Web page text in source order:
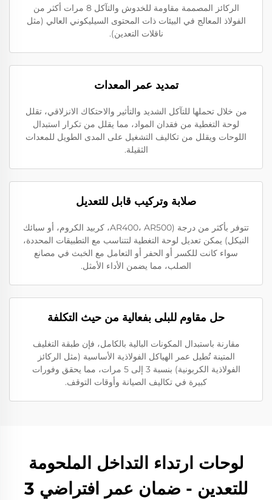
الركائز المصممة مقاومة للخدوش والتآكل 8 مرات أكثر من
الفولاذ المعالج في البيئات ذات المحتوى السيليكوني العالي (مثل
ناقلات التعدين).
تمديد عمر المعدات
من خلال تحملها للتآكل الشديد والتأثير والاحتكاك الانزلاقي، تقلل
لوحة التغطية من فقدان المواد، مما يقلل من تكرار استبدال
اللوحات ويقلل من تكاليف التشغيل على المدى الطويل للمعدات
الثقيلة.
صلابة وتركيب قابل للتعديل
تتوفر بأكثر من درجة (AR400، AR500، كربيد الكروم، أو سبائك
النيكل) يمكن تعديل لوحة التغطية لتتناسب مع التطبيقات المحددة،
سواء كانت للكسر أو الحفر أو التعامل مع الخبث في مصانع
الصلب، مما يضمن الأداء الأمثل.
حل مقاوم للبلى بفعالية من حيث التكلفة
مقارنة باستبدال المكونات البالية بالكامل، فإن طبقة التغليف
المتينة تُطيل عمر الهياكل الفولاذية الأساسية (مثل الركائز
الفولاذية الكربونية) بنسبة 3 إلى 5 مرات، مما يحقق وفورات
كبيرة في تكاليف الصيانة وأوقات التوقف.
لوحات ارتداء التداخل الملحومة
للتعدين - ضمان عمر افتراضي 3